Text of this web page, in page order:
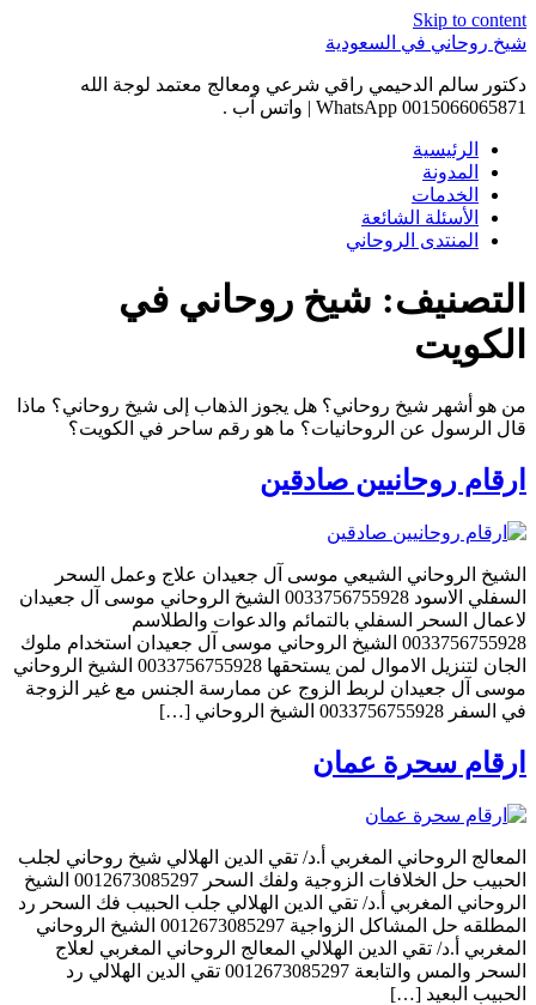
Skip to content
شيخ روحاني في السعودية
دكتور سالم الدحيمي راقي شرعي ومعالج معتمد لوجة الله
0015066065871 WhatsApp | واتس آب .
الرئيسية
المدونة
الخدمات
الأسئلة الشائعة
المنتدى الروحاني
التصنيف: شيخ روحاني في
الكويت
من هو أشهر شيخ روحاني؟ هل يجوز الذهاب إلى شيخ روحاني؟ ماذا
قال الرسول عن الروحانيات؟ ما هو رقم ساحر في الكويت؟
ارقام روحانيين صادقين
الشيخ الروحاني الشيعي موسى آل جعيدان علاج وعمل السحر
السفلي الاسود 0033756755928 الشيخ الروحاني موسى آل جعيدان
لاعمال السحر السفلي بالتمائم والدعوات والطلاسم
0033756755928 الشيخ الروحاني موسى آل جعيدان استخدام ملوك
الجان لتنزيل الاموال لمن يستحقها 0033756755928 الشيخ الروحاني
موسى آل جعيدان لربط الزوج عن ممارسة الجنس مع غير الزوجة
في السفر 0033756755928 الشيخ الروحاني […]
ارقام سحرة عمان
المعالج الروحاني المغربي أ.د/ تقي الدين الهلالي شيخ روحاني لجلب
الحبيب حل الخلافات الزوجية ولفك السحر 0012673085297 الشيخ
الروحاني المغربي أ.د/ تقي الدين الهلالي جلب الحبيب فك السحر رد
المطلقه حل المشاكل الزواجية 0012673085297 الشيخ الروحاني
المغربي أ.د/ تقي الدين الهلالي المعالج الروحاني المغربي لعلاج
السحر والمس والتابعة 0012673085297 تقي الدين الهلالي رد
الحبيب البعيد […]